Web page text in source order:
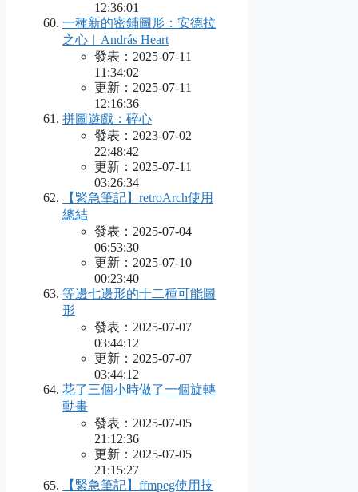
12:36:01
一種新的密鋪圖形：安德拉
之心︱András Heart
發表：2025-07-11
11:34:02
更新：2025-07-11
12:16:36
拼圖遊戲：碎心
發表：2023-07-02
22:48:42
更新：2025-07-11
03:26:34
【緊急筆記】retroArch使用
總結
發表：2025-07-04
06:53:30
更新：2025-07-10
00:23:40
等邊七邊形的十二種可能圖
形
發表：2025-07-07
03:44:12
更新：2025-07-07
03:44:12
花了三個小時做了一個旋轉
動畫
發表：2025-07-05
21:12:36
更新：2025-07-05
21:15:27
【緊急筆記】ffmpeg使用技